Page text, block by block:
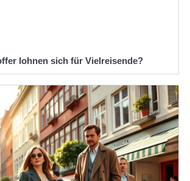
lohnen sich für Vielreisende?